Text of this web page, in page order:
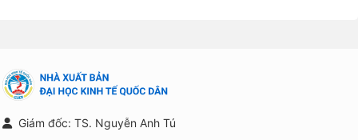
Giám đốc: TS. Nguyễn Anh Tú